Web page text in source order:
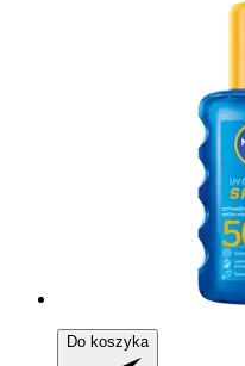
Do koszyka